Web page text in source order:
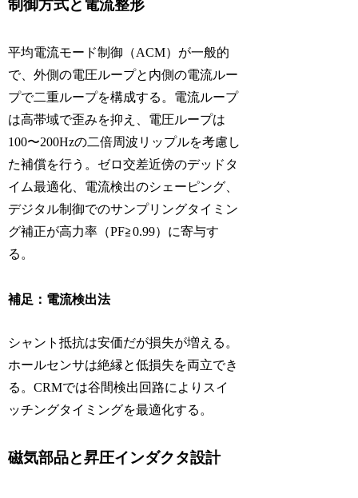
制御方式と電流整形
平均電流モード制御（ACM）が一般的
で、外側の電圧ループと内側の電流ルー
プで二重ループを構成する。電流ループ
は高帯域で歪みを抑え、電圧ループは
100〜200Hzの二倍周波リップルを考慮し
た補償を行う。ゼロ交差近傍のデッドタ
イム最適化、電流検出のシェーピング、
デジタル制御でのサンプリングタイミン
グ補正が高力率（PF≧0.99）に寄与す
る。
補足：電流検出法
シャント抵抗は安価だが損失が増える。
ホールセンサは絶縁と低損失を両立でき
る。CRMでは谷間検出回路によりスイ
ッチングタイミングを最適化する。
磁気部品と昇圧インダクタ設計